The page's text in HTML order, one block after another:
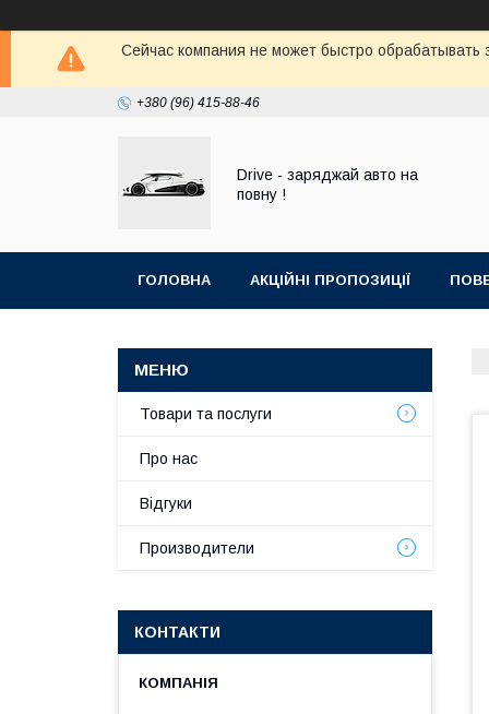
Сейчас компания не может быстро
+380 (96) 415-88-46
Drive - заряджай авто на
повну !
ГОЛОВНА АКЦІЙНІ ПРОПОЗИЦІЇ
Товари та послуги
Про нас
Відгуки
Производители
КОНТАКТИ